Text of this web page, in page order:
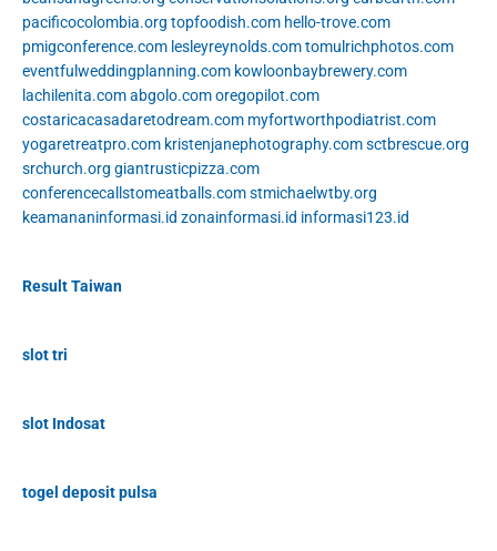
pacificocolombia.org topfoodish.com hello-trove.com
pmigconference.com lesleyreynolds.comtomulrichphotos.com
eventfulweddingplanning.com kowloonbaybrewery.com
lachilenita.comabgolo.comoregopilot.com
costaricacasadaretodream.com myfortworthpodiatrist.com
yogaretreatpro.com kristenjanephotography.comsctbrescue.org
srchurch.org giantrusticpizza.com
conferencecallstomeatballs.comstmichaelwtby.org
keamananinformasi.id zonainformasi.id informasi123.id
Result Taiwan
slot tri
slot Indosat
togel deposit pulsa